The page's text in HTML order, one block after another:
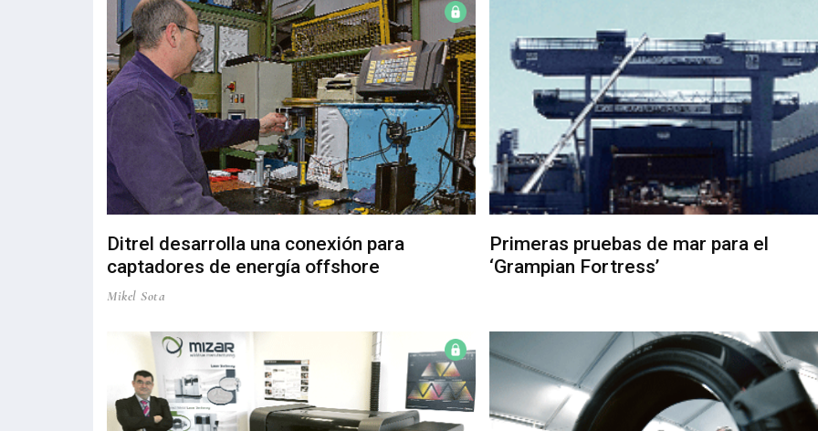
Ditrel desarrolla una conexión para
captadores de energía offshore
Mikel Sota
Primeras pruebas de mar para el
‘Grampian Fortress’